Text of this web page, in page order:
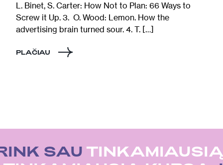
L. Binet, S. Carter: How Not to Plan: 66 Ways to
Screw it Up. 3. O. Wood: Lemon. How the
advertising brain turned sour. 4. T. […]
PLAČIAU
SAUTINKAMIAUSIĄ